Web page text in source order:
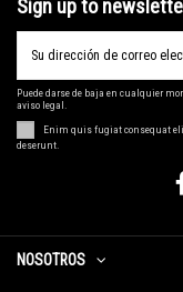
Sign up to
Puede darse de baja en cualquier
aviso legal.
Enim quis fugiat consequat
deserunt.
NOSOTROS